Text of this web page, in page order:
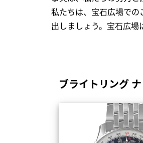
私たちは、宝石広場での
出しましょう。宝石広場
ブライトリング